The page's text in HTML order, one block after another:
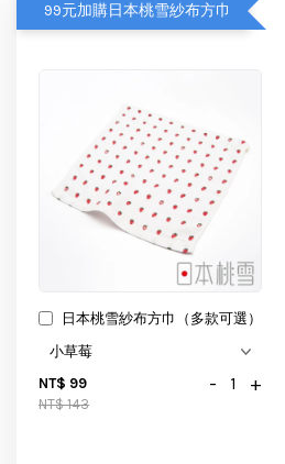
99元加購日本桃雪紗布方巾
日本桃雪紗布方巾（多款可選）
NT$ 99
NT$ 143
- +